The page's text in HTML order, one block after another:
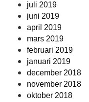
juli 2019
juni 2019
april 2019
mars 2019
februari 2019
januari 2019
december 2018
november 2018
oktober 2018